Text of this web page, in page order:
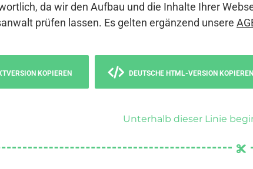
da wir den Aufbau und die Inhalte Ihrer
prüfen lassen. Es gelten ergänzend unsere
KOPIEREN DEUTSCHE HTML-VERSION KOPIEREN
Unterhalb dieser Linie